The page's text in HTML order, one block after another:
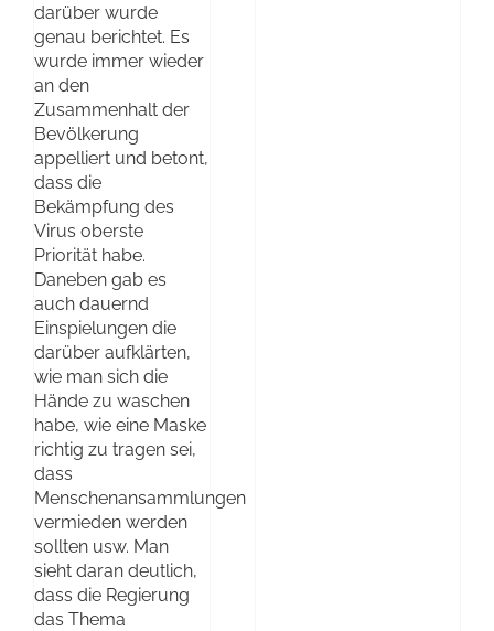
darüber wurde
genau berichtet. Es
wurde immer wieder
an den
Zusammenhalt der
Bevölkerung
appelliert und betont,
dass die
Bekämpfung des
Virus oberste
Priorität habe.
Daneben gab es
auch dauernd
Einspielungen die
darüber aufklärten,
wie man sich die
Hände zu waschen
habe, wie eine Maske
richtig zu tragen sei,
dass
Menschenansammlungen
vermieden werden
sollten usw. Man
sieht daran deutlich,
dass die Regierung
das Thema